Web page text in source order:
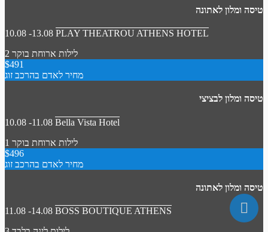
טיסה ומלון לאתונה
10.08 -13.08 PLAY THEATROU ATHENS HOTEL
2 לילות ארוחת בוקר
$491
מחיר לאדם בהרכב זוג
טיסה ומלון לבציצי
10.08 -11.08 Bella Vista Hotel
1 לילות ארוחת בוקר
$496
מחיר לאדם בהרכב זוג
טיסה ומלון לאתונה
11.08 -14.08 BOSS BOUTIQUE ATHENS